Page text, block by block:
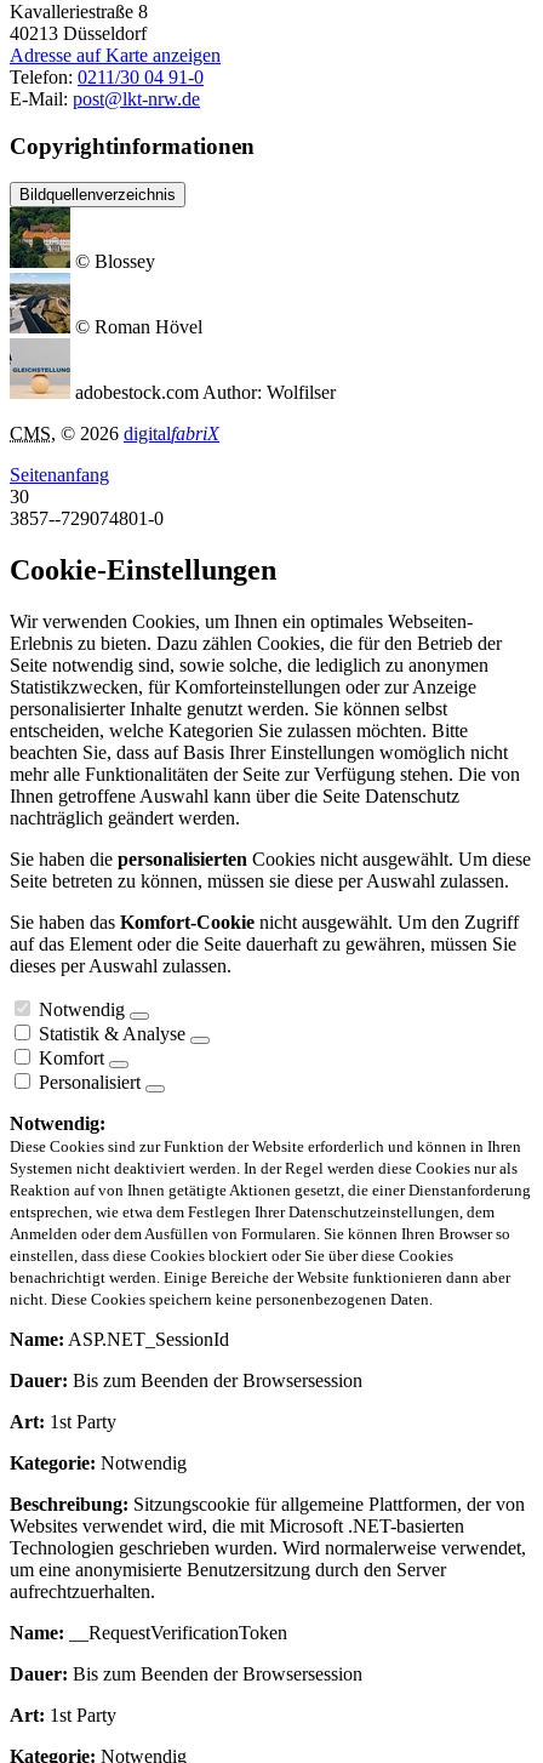
Kavalleriestraße 8
40213 Düsseldorf
Adresse auf Karte anzeigen
Telefon: 0211/30 04 91-0
E-Mail: post@lkt-nrw.de
Copyrightinformationen
Bildquellenverzeichnis
© Blossey
© Roman Hövel
adobestock.com Author: Wolfilser
CMS, © 2026 digitalfabriX
Seitenanfang
30
3857--729074801-0
Cookie-Einstellungen
Wir verwenden Cookies, um Ihnen ein optimales Webseiten-
Erlebnis zu bieten. Dazu zählen Cookies, die für den Betrieb der
Seite notwendig sind, sowie solche, die lediglich zu anonymen
Statistikzwecken, für Komforteinstellungen oder zur Anzeige
personalisierter Inhalte genutzt werden. Sie können selbst
entscheiden, welche Kategorien Sie zulassen möchten. Bitte
beachten Sie, dass auf Basis Ihrer Einstellungen womöglich nicht
mehr alle Funktionalitäten der Seite zur Verfügung stehen. Die von
Ihnen getroffene Auswahl kann über die Seite Datenschutz
nachträglich geändert werden.
Sie haben die personalisierten Cookies nicht ausgewählt. Um diese
Seite betreten zu können, müssen sie diese per Auswahl zulassen.
Sie haben das Komfort-Cookie nicht ausgewählt. Um den Zugriff
auf das Element oder die Seite dauerhaft zu gewähren, müssen Sie
dieses per Auswahl zulassen.
Notwendig
Statistik & Analyse
Komfort
Personalisiert
Notwendig:
Diese Cookies sind zur Funktion der Website erforderlich und können in Ihren
Systemen nicht deaktiviert werden. In der Regel werden diese Cookies nur als
Reaktion auf von Ihnen getätigte Aktionen gesetzt, die einer Dienstanforderung
entsprechen, wie etwa dem Festlegen Ihrer Datenschutzeinstellungen, dem
Anmelden oder dem Ausfüllen von Formularen. Sie können Ihren Browser so
einstellen, dass diese Cookies blockiert oder Sie über diese Cookies
benachrichtigt werden. Einige Bereiche der Website funktionieren dann aber
nicht. Diese Cookies speichern keine personenbezogenen Daten.
Name: ASP.NET_SessionId
Dauer: Bis zum Beenden der Browsersession
Art: 1st Party
Kategorie: Notwendig
Beschreibung: Sitzungscookie für allgemeine Plattformen, der von
Websites verwendet wird, die mit Microsoft .NET-basierten
Technologien geschrieben wurden. Wird normalerweise verwendet,
um eine anonymisierte Benutzersitzung durch den Server
aufrechtzuerhalten.
Name: __RequestVerificationToken
Dauer: Bis zum Beenden der Browsersession
Art: 1st Party
Kategorie: Notwendig